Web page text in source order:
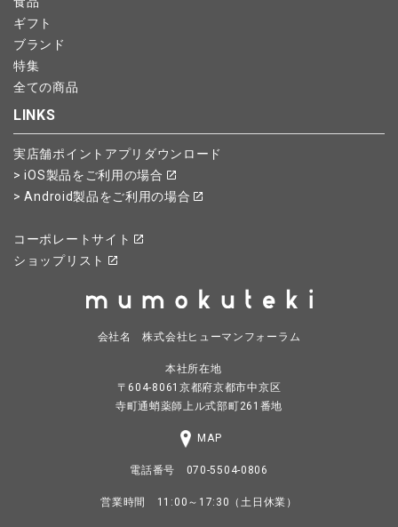
ギフト
ブランド
特集
全ての商品
LINKS
実店舗ポイントアプリダウンロード
> iOS製品をご利用の場合
> Android製品をご利用の場合
コーポレートサイト
ショップリスト
会社名 株式会社ヒューマンフォーラム
本社所在地
〒604-8061京都府京都市中京区
寺町通蛸薬師上ル式部町261番地
MAP
電話番号 070-5504-0806
営業時間 11:00～17:30（土日休業）